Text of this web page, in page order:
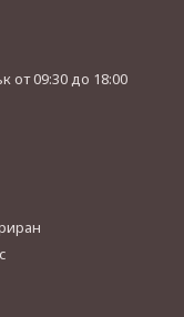
от 09:30 до 18:00